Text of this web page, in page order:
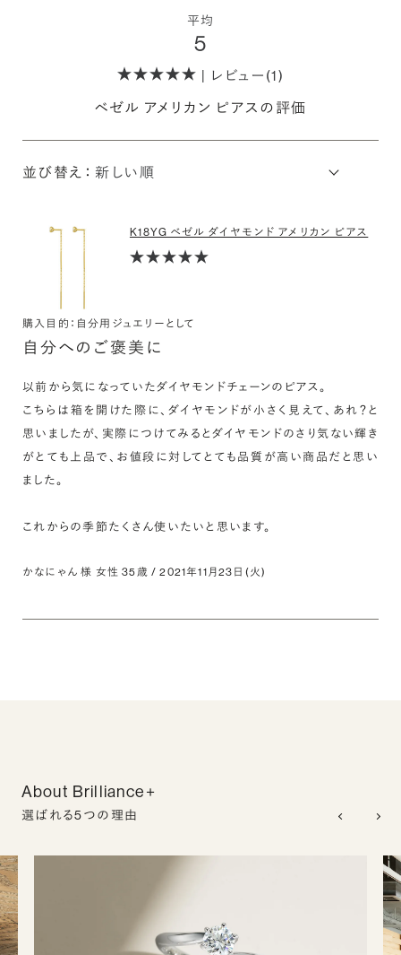
平均
5
| レビュー(1)
ベゼル アメリカン ピアスの評価
並び替え：
K18YG ベゼル ダイヤモンド アメリカン ピアス
購入目的：自分用ジュエリーとして
自分へのご褒美に
以前から気になっていたダイヤモンドチェーンのピアス。
こちらは箱を開けた際に、ダイヤモンドが小さく見えて、あれ？と
思いましたが、実際につけてみるとダイヤモンドのさり気ない輝き
がとても上品で、お値段に対してとても品質が高い商品だと思い
ました。
これからの季節たくさん使いたいと思います。
かなにゃん 様 女性 35歳 / 2021年11月23日(火)
About Brilliance+
選ばれる5つの理由